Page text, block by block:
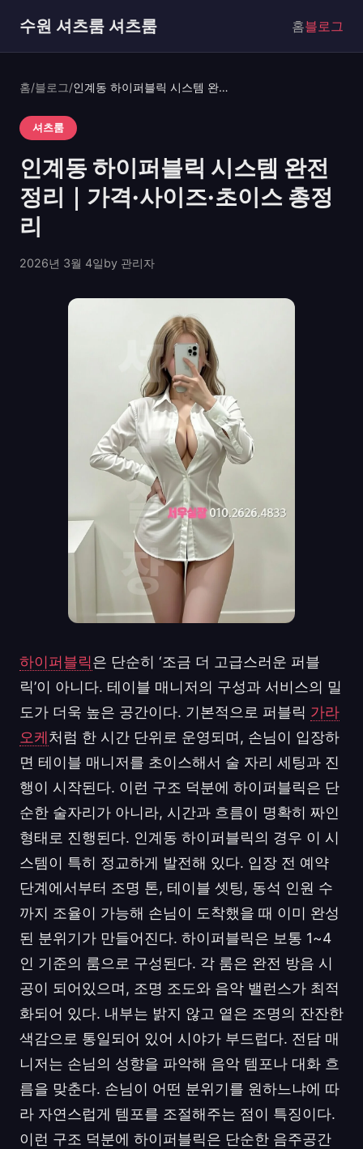
수원 셔츠룸 셔츠룸 홈블로그
홈/블로그/ 인계동 하이퍼블릭 시스템 완전정리｜가격·사이즈·초이스 총정리
셔츠룸
인계동 하이퍼블릭 시스템 완전
정리｜가격·사이즈·초이스 총정
리
2026년 3월 4일by 관리자
하이퍼블릭은 단순히 ‘조금 더 고급스러운 퍼블
릭’이 아니다. 테이블 매니저의 구성과 서비스의 밀
도가 더욱 높은 공간이다. 기본적으로 퍼블릭 가라
오케처럼 한 시간 단위로 운영되며, 손님이 입장하
면 테이블 매니저를 초이스해서 술 자리 세팅과 진
행이 시작된다. 이런 구조 덕분에 하이퍼블릭은 단
순한 술자리가 아니라, 시간과 흐름이 명확히 짜인
형태로 진행된다. 인계동 하이퍼블릭의 경우 이 시
스템이 특히 정교하게 발전해 있다. 입장 전 예약
단계에서부터 조명 톤, 테이블 셋팅, 동석 인원 수
까지 조율이 가능해 손님이 도착했을 때 이미 완성
된 분위기가 만들어진다. 하이퍼블릭은 보통 1~4
인 기준의 룸으로 구성된다. 각 룸은 완전 방음 시
공이 되어있으며, 조명 조도와 음악 밸런스가 최적
화되어 있다. 내부는 밝지 않고 옅은 조명의 잔잔한
색감으로 통일되어 있어 시야가 부드럽다. 전담 매
니저는 손님의 성향을 파악해 음악 템포나 대화 흐
름을 맞춘다. 손님이 어떤 분위기를 원하느냐에 따
라 자연스럽게 템포를 조절해주는 점이 특징이다.
이런 구조 덕분에 하이퍼블릭은 단순한 음주공간